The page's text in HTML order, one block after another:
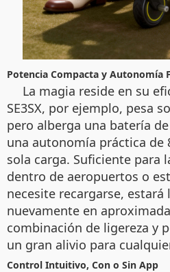
Potencia Compacta y Autonomía
La magia reside en su
SE3SX, por ejemplo, pesa
pero alberga una batería
una autonomía práctica de
sola carga. Suficiente para
dentro de aeropuertos o
necesite recargarse, estará
nuevamente en
combinación de ligereza y
un gran alivio para
Control Intuitivo, Con o Sin App